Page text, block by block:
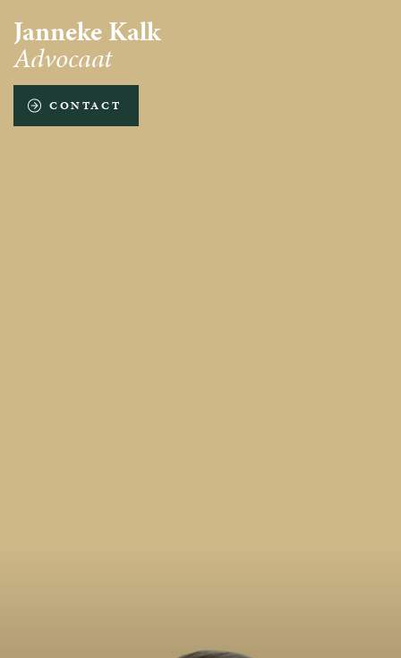
Janneke Kalk
Advocaat
CONTACT